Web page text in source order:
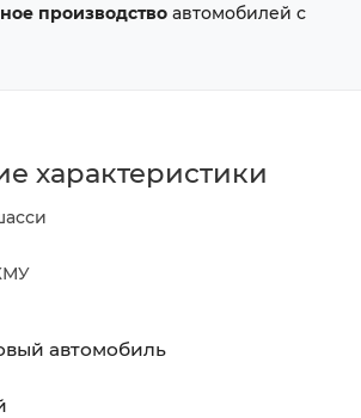
производство автомобилей с
характеристики
автомобиль